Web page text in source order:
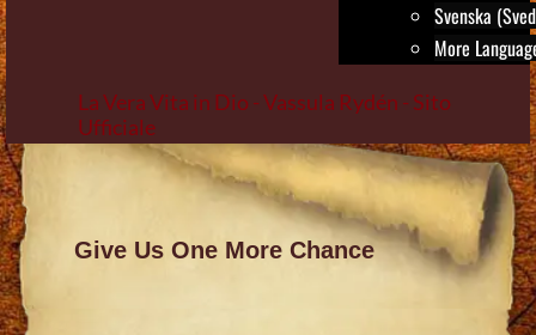
Svenska
More
La Vera Vita in Dio - Vassula Rydén - Sito
Ufficiale
Skip
to
content
Give Us One More Chance